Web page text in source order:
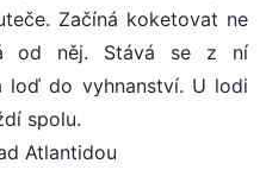
Začíná koketovat ne
od něj. Stává se z ní
loď do vyhnanství. U lodi
spolu.
Atlantidou